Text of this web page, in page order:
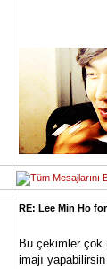
RE: Lee Min Ho
Bu çekimler çok
imajı